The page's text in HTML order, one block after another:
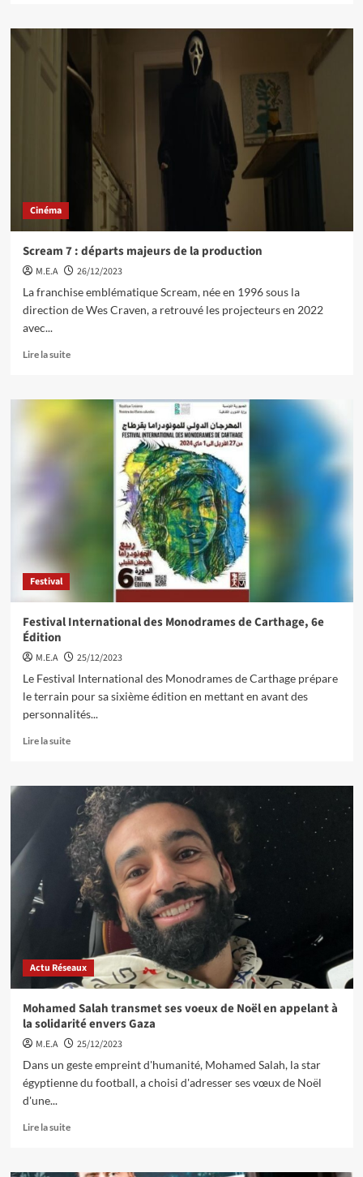
Cinéma
Scream 7 : départs majeurs de la production
M.E.A
26/12/2023
La franchise emblématique Scream, née en 1996 sous la
direction de Wes Craven, a retrouvé les projecteurs en 2022
avec...
Lire la suite
Festival
Festival International des Monodrames de Carthage, 6e
Édition
M.E.A
25/12/2023
Le Festival International des Monodrames de Carthage prépare
le terrain pour sa sixième édition en mettant en avant des
personnalités...
Lire la suite
Actu Réseaux
Mohamed Salah transmet ses voeux de Noël en appelant à
la solidarité envers Gaza
M.E.A
25/12/2023
Dans un geste empreint d'humanité, Mohamed Salah, la star
égyptienne du football, a choisi d'adresser ses vœux de Noël
d'une...
Lire la suite